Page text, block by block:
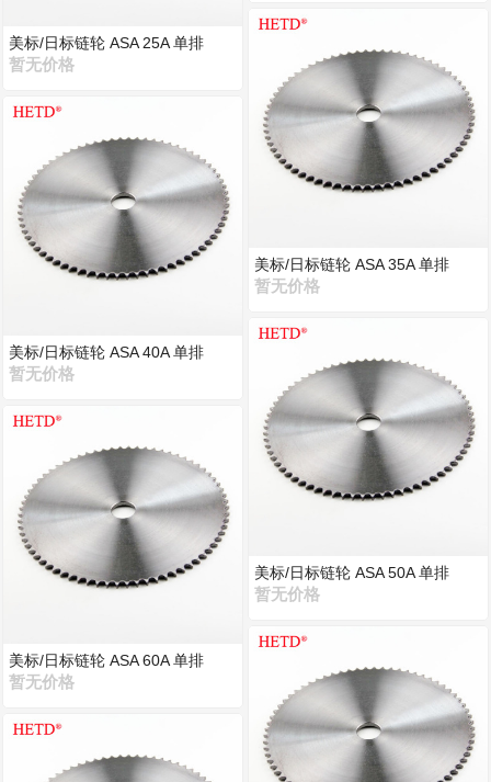
美标/日标链轮 ASA 25A 单排
暂无价格
美标/日标链轮 ASA 40A 单排
暂无价格
美标/日标链轮 ASA 60A 单排
暂无价格
美标/日标链轮 ASA 35A 单排
暂无价格
美标/日标链轮 ASA 50A 单排
暂无价格